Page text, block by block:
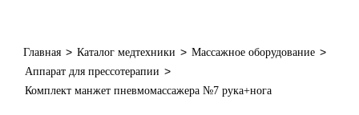
Главная > Каталог медтехники > Массажное оборудование >
Аппарат для прессотерапии >
Комплект манжет пневмомассажера №7 рука+нога